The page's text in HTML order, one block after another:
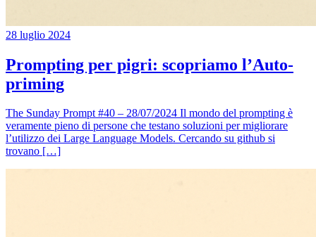
28 luglio 2024
Prompting per pigri: scopriamo l’Auto-
priming
The Sunday Prompt #40 – 28/07/2024 Il mondo del prompting è
veramente pieno di persone che testano soluzioni per migliorare
l’utilizzo dei Large Language Models. Cercando su github si
trovano […]